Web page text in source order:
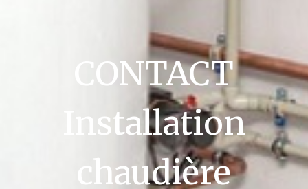
CONTACT
Installation
chaudière